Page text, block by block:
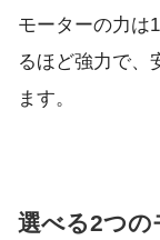
モーターの力は
るほど強力で、
ます。
選べる2つの